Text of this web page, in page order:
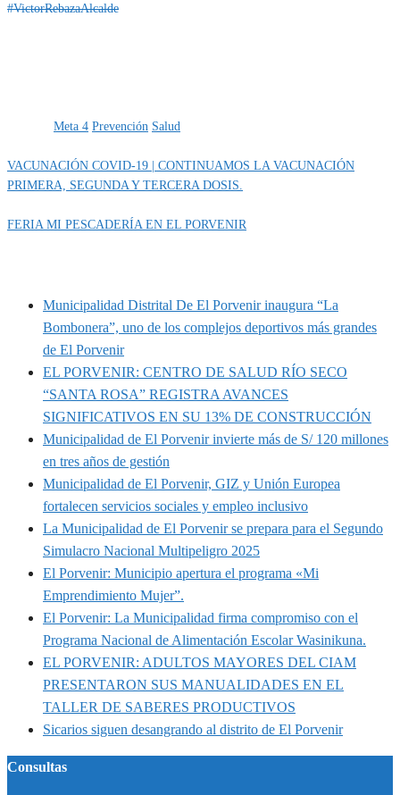
#VictorRebazaAlcalde
Meta 4 Prevención Salud
VACUNACIÓN COVID-19 | CONTINUAMOS LA VACUNACIÓN
PRIMERA, SEGUNDA Y TERCERA DOSIS.
FERIA MI PESCADERÍA EN EL PORVENIR
Municipalidad Distrital De El Porvenir inaugura “La
Bombonera”, uno de los complejos deportivos más grandes
de El Porvenir
EL PORVENIR: CENTRO DE SALUD RÍO SECO
“SANTA ROSA” REGISTRA AVANCES
SIGNIFICATIVOS EN SU 13% DE CONSTRUCCIÓN
Municipalidad de El Porvenir invierte más de S/ 120 millones
en tres años de gestión
Municipalidad de El Porvenir, GIZ y Unión Europea
fortalecen servicios sociales y empleo inclusivo
La Municipalidad de El Porvenir se prepara para el Segundo
Simulacro Nacional Multipeligro 2025
El Porvenir: Municipio apertura el programa «Mi
Emprendimiento Mujer”.
El Porvenir: La Municipalidad firma compromiso con el
Programa Nacional de Alimentación Escolar Wasinikuna.
EL PORVENIR: ADULTOS MAYORES DEL CIAM
PRESENTARON SUS MANUALIDADES EN EL
TALLER DE SABERES PRODUCTIVOS
Sicarios siguen desangrando al distrito de El Porvenir
Consultas